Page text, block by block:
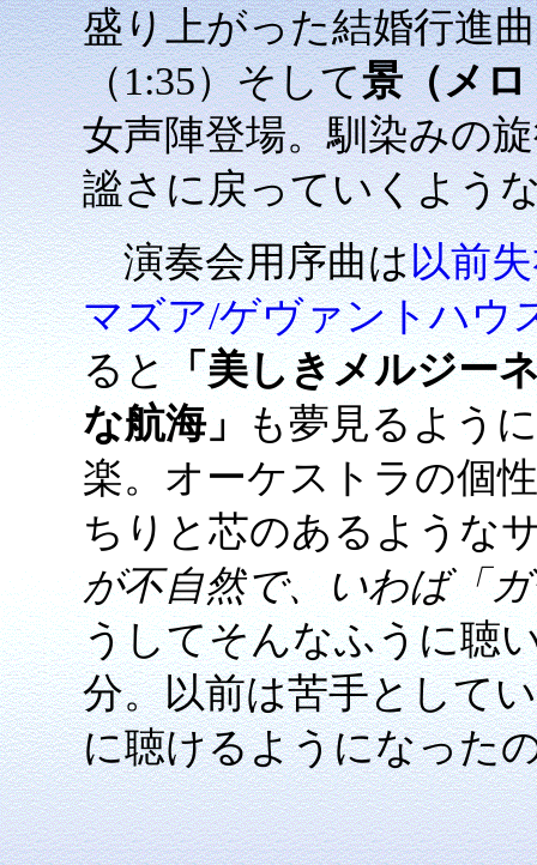
盛り上がった結婚行進
（1:35）そして景（メ
女声陣登場。馴染みの
謐さに戻っていくよう
演奏会用序曲は以前
マズア/ゲヴァントハウ
ると「美しきメルジー
な航海」 も夢見るよう
楽。オーケストラの個
ちりと芯のあるような
が不自然で、いわば「
うしてそんなふうに聴
分。以前は苦手として
に聴けるようになった